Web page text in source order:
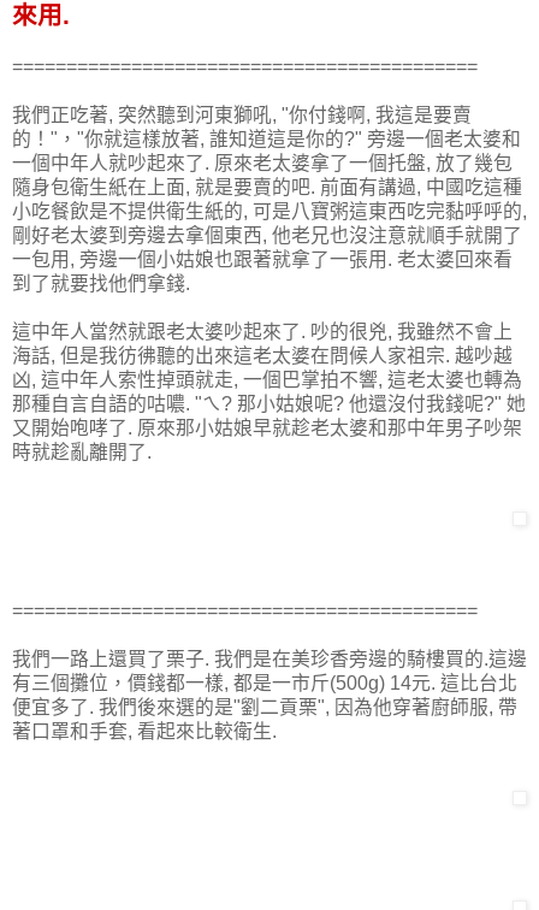
來用.
===========================================
我們正吃著, 突然聽到河東獅吼, "你付錢啊, 我這是要賣
的！"，"你就這樣放著, 誰知道這是你的?" 旁邊一個老太婆和
一個中年人就吵起來了. 原來老太婆拿了一個托盤, 放了幾包
隨身包衛生紙在上面, 就是要賣的吧. 前面有講過, 中國吃這種
小吃餐飲是不提供衛生紙的, 可是八寶粥這東西吃完黏呼呼的,
剛好老太婆到旁邊去拿個東西, 他老兄也沒注意就順手就開了
一包用, 旁邊一個小姑娘也跟著就拿了一張用. 老太婆回來看
到了就要找他們拿錢.
這中年人當然就跟老太婆吵起來了. 吵的很兇, 我雖然不會上
海話, 但是我彷彿聽的出來這老太婆在問候人家祖宗. 越吵越
凶, 這中年人索性掉頭就走, 一個巴掌拍不響, 這老太婆也轉為
那種自言自語的咕噥. "ㄟ? 那小姑娘呢? 他還沒付我錢呢?" 她
又開始咆哮了. 原來那小姑娘早就趁老太婆和那中年男子吵架
時就趁亂離開了.
===========================================
我們一路上還買了栗子. 我們是在美珍香旁邊的騎樓買的.這邊
有三個攤位，價錢都一樣, 都是一市斤(500g) 14元. 這比台北
便宜多了. 我們後來選的是"劉二貢栗", 因為他穿著廚師服, 帶
著口罩和手套, 看起來比較衛生.